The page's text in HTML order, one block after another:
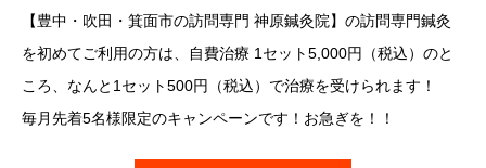
【豊中・吹田・箕面市の訪問専門 神原鍼灸院】の訪問専門鍼灸
を初めてご利用の方は、自費治療 1セット5,000円（税込）のと
ころ、なんと1セット500円（税込）で治療を受けられます！
毎月先着5名様限定のキャンペーンです！お急ぎを！！